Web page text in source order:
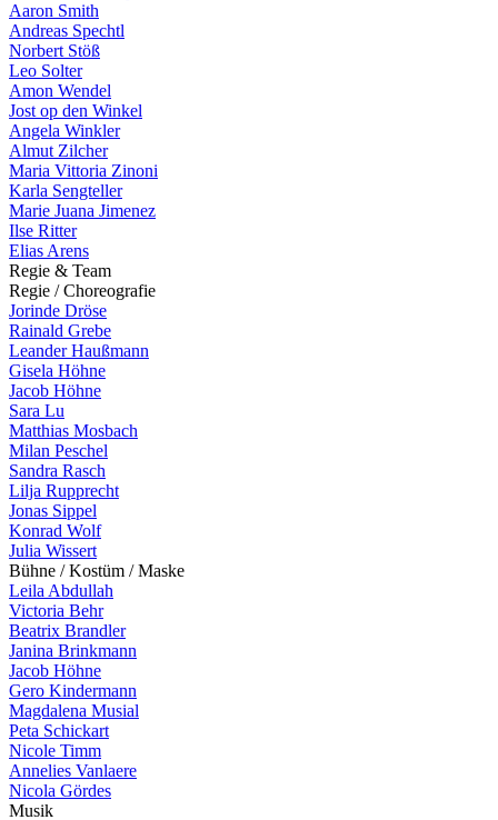
Aaron Smith
Andreas Spechtl
Norbert Stöß
Leo Solter
Amon Wendel
Jost op den Winkel
Angela Winkler
Almut Zilcher
Maria Vittoria Zinoni
Karla Sengteller
Marie Juana Jimenez
Ilse Ritter
Elias Arens
Regie & Team
Regie / Choreografie
Jorinde Dröse
Rainald Grebe
Leander Haußmann
Gisela Höhne
Jacob Höhne
Sara Lu
Matthias Mosbach
Milan Peschel
Sandra Rasch
Lilja Rupprecht
Jonas Sippel
Konrad Wolf
Julia Wissert
Bühne / Kostüm / Maske
Leila Abdullah
Victoria Behr
Beatrix Brandler
Janina Brinkmann
Jacob Höhne
Gero Kindermann
Magdalena Musial
Peta Schickart
Nicole Timm
Annelies Vanlaere
Nicola Gördes
Musik